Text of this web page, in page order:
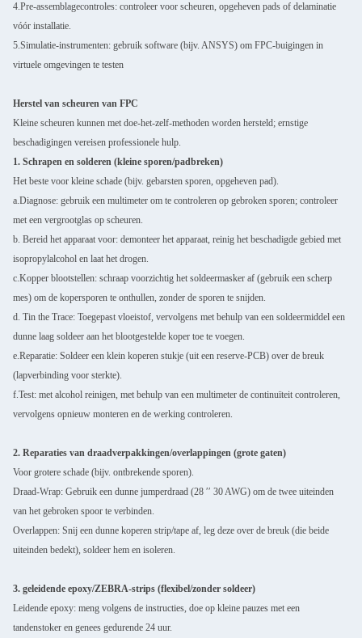
4.Pre-assemblagecontroles: controleer voor scheuren, opgeheven pads of delaminatie
vóór installatie.
5.Simulatie-instrumenten: gebruik software (bijv. ANSYS) om FPC-buigingen in
virtuele omgevingen te testen
Herstel van scheuren van FPC
Kleine scheuren kunnen met doe-het-zelf-methoden worden hersteld; ernstige
beschadigingen vereisen professionele hulp.
1. Schrapen en solderen (kleine sporen/padbreken)
Het beste voor kleine schade (bijv. gebarsten sporen, opgeheven pad).
a.Diagnose: gebruik een multimeter om te controleren op gebroken sporen; controleer
met een vergrootglas op scheuren.
b. Bereid het apparaat voor: demonteer het apparaat, reinig het beschadigde gebied met
isopropylalcohol en laat het drogen.
c.Kopper blootstellen: schraap voorzichtig het soldeermasker af (gebruik een scherp
mes) om de kopersporen te onthullen, zonder de sporen te snijden.
d. Tin the Trace: Toegepast vloeistof, vervolgens met behulp van een soldeermiddel een
dunne laag soldeer aan het blootgestelde koper toe te voegen.
e.Reparatie: Soldeer een klein koperen stukje (uit een reserve-PCB) over de breuk
(lapverbinding voor sterkte).
f.Test: met alcohol reinigen, met behulp van een multimeter de continuïteit controleren,
vervolgens opnieuw monteren en de werking controleren.
2. Reparaties van draadverpakkingen/overlappingen (grote gaten)
Voor grotere schade (bijv. ontbrekende sporen).
Draad-Wrap: Gebruik een dunne jumperdraad (28 ′′ 30 AWG) om de twee uiteinden
van het gebroken spoor te verbinden.
Overlappen: Snij een dunne koperen strip/tape af, leg deze over de breuk (die beide
uiteinden bedekt), soldeer hem en isoleren.
3. geleidende epoxy/ZEBRA-strips (flexibel/zonder soldeer)
Leidende epoxy: meng volgens de instructies, doe op kleine pauzes met een
tandenstoker en genees gedurende 24 uur.